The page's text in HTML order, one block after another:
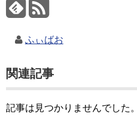
ふぃばお
関連記事
記事は見つかりませんでした。